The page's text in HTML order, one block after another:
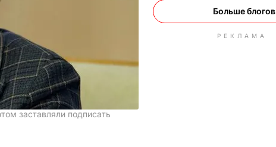
заставляли подписать
Больше блогов
РЕКЛАМА